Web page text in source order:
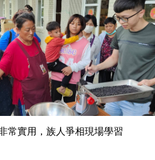
常實用，族人爭相現場學習